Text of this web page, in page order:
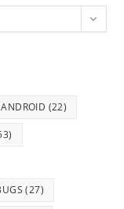
ANDROID (22)
(27)